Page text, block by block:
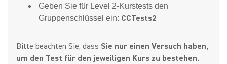
Geben Sie für Level 2-Kurstests den
Gruppenschlüssel ein: CCTests2
Bitte beachten Sie, dass Sie nur einen Versuch haben,
um den Test für den jeweiligen Kurs zu bestehen.